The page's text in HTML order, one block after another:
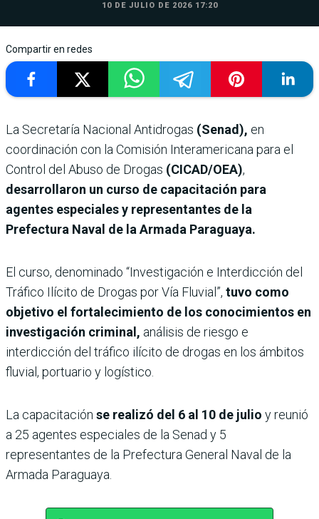
10 DE JULIO DE 2026 17:20
Compartir en redes
La Secretaría Nacional Antidrogas (Senad), en
coordinación con la Comisión Interamericana para el
Control del Abuso de Drogas (CICAD/OEA),
desarrollaron un curso de capacitación para
agentes especiales y representantes de la
Prefectura Naval de la Armada Paraguaya.
El curso, denominado “Investigación e Interdicción del
Tráfico Ilícito de Drogas por Vía Fluvial”, tuvo como
objetivo el fortalecimiento de los conocimientos en
investigación criminal, análisis de riesgo e
interdicción del tráfico ilícito de drogas en los ámbitos
fluvial, portuario y logístico.
La capacitación se realizó del 6 al 10 de julio y reunió
a 25 agentes especiales de la Senad y 5
representantes de la Prefectura General Naval de la
Armada Paraguaya.